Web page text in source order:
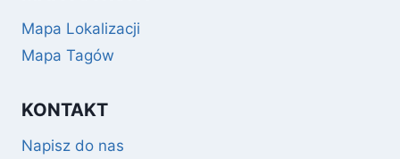
Mapa Lokalizacji
Mapa Tagów
KONTAKT
Napisz do nas